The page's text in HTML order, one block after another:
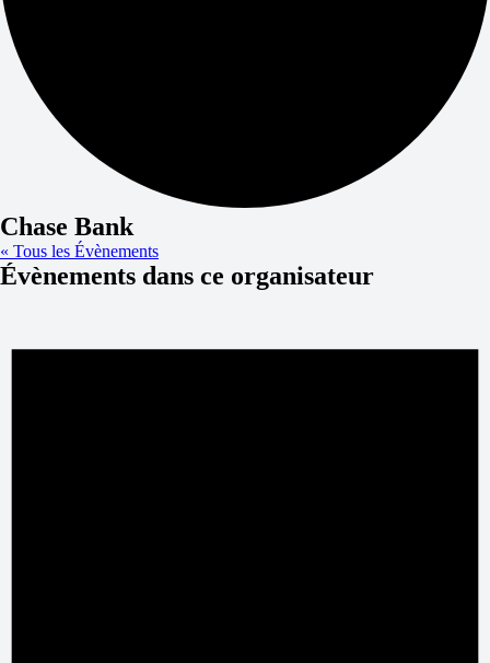
Chase Bank
« Tous les Évènements
Évènements dans ce organisateur